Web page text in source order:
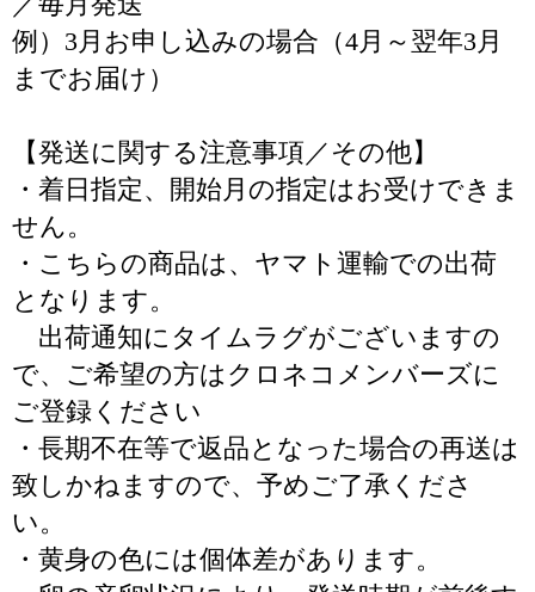
例）3月お申し込みの場合（4月～翌年3月
までお届け）
【発送に関する注意事項／その他】
・着日指定、開始月の指定はお受けできま
せん。
・こちらの商品は、ヤマト運輸での出荷
となります。
出荷通知にタイムラグがございますの
で、ご希望の方はクロネコメンバーズに
ご登録ください
・長期不在等で返品となった場合の再送は
致しかねますので、予めご了承くださ
い。
・黄身の色には個体差があります。